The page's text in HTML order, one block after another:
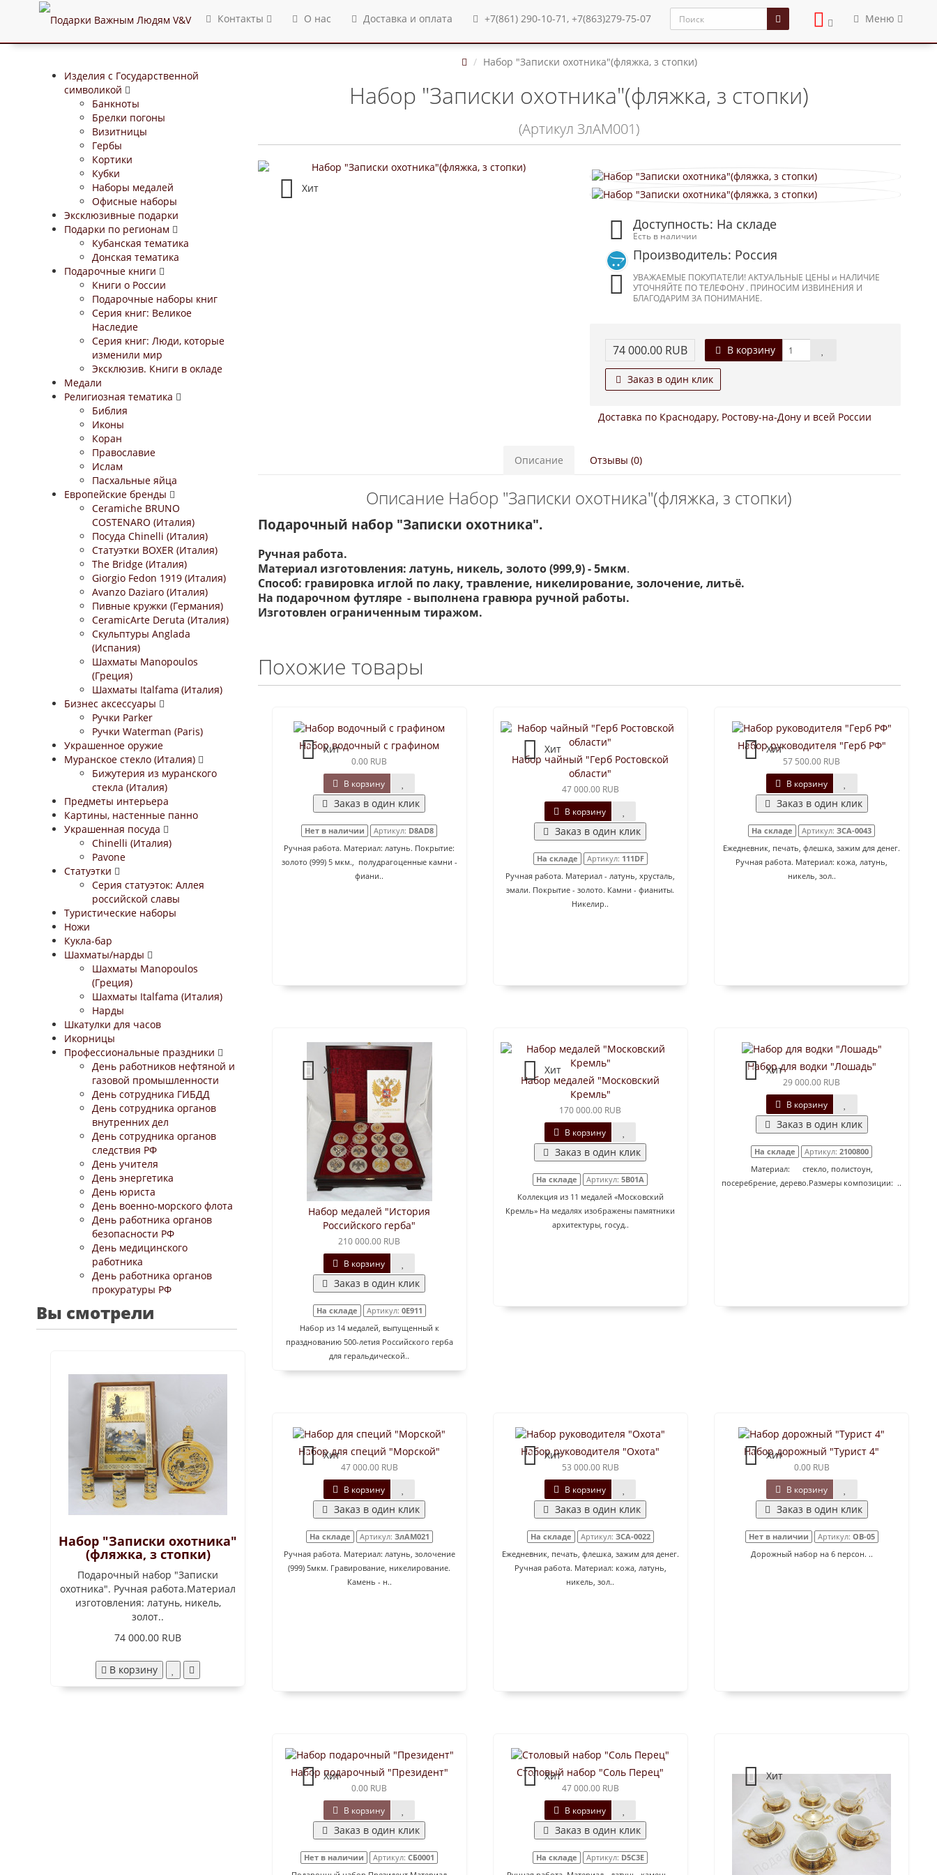
Контакты О нас Доставка и оплата +7(861) 290-10-71, +7(863)279-75-07 Меню
Изделия с Государственной
символикой
Банкноты
Брелки погоны
Визитницы
Гербы
Кортики
Кубки
Наборы медалей
Офисные наборы
Эксклюзивные подарки
Подарки по регионам
Кубанская тематика
Донская тематика
Подарочные книги
Книги о России
Подарочные наборы книг
Серия книг: Великое
Наследие
Серия книг: Люди, которые
изменили мир
Эксклюзив. Книги в окладе
Медали
Религиозная тематика
Библия
Иконы
Коран
Православие
Ислам
Пасхальные яйца
Европейские бренды
Ceramiche BRUNO
COSTENARO (Италия)
Посуда Chinelli (Италия)
Статуэтки BOXER (Италия)
The Bridge (Италия)
Giorgio Fedon 1919 (Италия)
Avanzo Daziaro (Италия)
Пивные кружки (Германия)
CeramicArte Deruta (Италия)
Скульптуры Anglada
(Испания)
Шахматы Manopoulos
(Греция)
Шахматы Italfama (Италия)
Бизнес аксессуары
Ручки Parker
Ручки Waterman (Paris)
Украшенное оружие
Муранское стекло (Италия)
Бижутерия из муранского
стекла (Италия)
Предметы интерьера
Картины, настенные панно
Украшенная посуда
Chinelli (Италия)
Pavone
Статуэтки
Серия статуэток: Аллея
российской славы
Туристические наборы
Ножи
Кукла-бар
Шахматы/нарды
Шахматы Manopoulos
(Греция)
Шахматы Italfama (Италия)
Нарды
Шкатулки для часов
Икорницы
Профессиональные праздники
День работников нефтяной и
газовой промышленности
День сотрудника ГИБДД
День сотрудника органов
внутренних дел
День сотрудника органов
следствия РФ
День учителя
День энергетика
День юриста
День военно-морского флота
День работника органов
безопасности РФ
День медицинского
работника
День работника органов
прокуратуры РФ
Вы смотрели
Набор "Записки охотника"
(фляжка, з стопки)
Подарочный набор "Записки
охотника". Ручная работа.Материал
изготовления: латунь, никель,
золот..
74 000.00 RUB
В корзину
Набор "Записки охотника"(фляжка, з стопки)
Набор "Записки охотника"(фляжка, з стопки)
(Артикул ЗлАМ001)
Хит
Доступность: На складе
Есть в наличии
Производитель: Россия
УВАЖАЕМЫЕ ПОКУПАТЕЛИ! АКТУАЛЬНЫЕ ЦЕНЫ и НАЛИЧИЕ
УТОЧНЯЙТЕ ПО ТЕЛЕФОНУ . ПРИНОСИМ ИЗВИНЕНИЯ И
БЛАГОДАРИМ ЗА ПОНИМАНИЕ.
74 000.00 RUB В корзину
Заказ в один клик
Доставка по Краснодару, Ростову-на-Дону и всей России
Описание Отзывы (0)
Описание Набор "Записки охотника"(фляжка, з стопки)
Подарочный набор "Записки охотника".
Ручная работа.
Материал изготовления: латунь, никель, золото (999,9) - 5мкм.
Способ: гравировка иглой по лаку, травление, никелирование, золочение, литьё.
На подарочном футляре - выполнена гравюра ручной работы.
Изготовлен ограниченным тиражом.
Похожие товары
Хит
Набор водочный с графином
0.00 RUB
В корзину
Заказ в один клик
Нет в наличии Артикул: D8AD8
Ручная работа. Материал: латунь. Покрытие:
золото (999) 5 мкм., полудрагоценные камни -
фиани..
Хит
Набор чайный "Герб Ростовской
области"
47 000.00 RUB
В корзину
Заказ в один клик
На складе Артикул: 111DF
Ручная работа. Материал - латунь, хрусталь,
эмали. Покрытие - золото. Камни - фианиты.
Никелир..
Хит
Набор руководителя "Герб РФ"
57 500.00 RUB
В корзину
Заказ в один клик
На складе Артикул:ЗСА-0043
Ежедневник, печать, флешка, зажим для денег.
Ручная работа. Материал: кожа, латунь,
никель, зол..
Хит
Набор медалей "История
Российского герба"
210 000.00 RUB
В корзину
Заказ в один клик
На складе Артикул: 0E911
Набор из 14 медалей, выпущенный к
празднованию 500-летия Российского герба
для геральдической..
Хит
Набор медалей "Московский
Кремль"
170 000.00 RUB
В корзину
Заказ в один клик
На складе Артикул:5B01A
Коллекция из 11 медалей «Московский
Кремль» На медалях изображены памятники
архитектуры, госуд..
Хит
Набор для водки "Лошадь"
29 000.00 RUB
В корзину
Заказ в один клик
На складе Артикул:2100800
Материал: стекло, полистоун,
посеребрение, дерево.Размеры композиции: ..
Хит
Набор для специй "Морской"
47 000.00 RUB
В корзину
Заказ в один клик
На складе Артикул: ЗлАМ021
Ручная работа. Материал: латунь, золочение
(999) 5мкм. Гравирование, никелирование.
Камень - н..
Хит
Набор руководителя "Охота"
53 000.00 RUB
В корзину
Заказ в один клик
На складе Артикул: ЗСА-0022
Ежедневник, печать, флешка, зажим для денег.
Ручная работа. Материал: кожа, латунь,
никель, зол..
Хит
Набор дорожный "Турист 4"
0.00 RUB
В корзину
Заказ в один клик
Нет в наличии Артикул: ОВ-05
Дорожный набор на 6 персон. ..
Хит
Набор подарочный "Президент"
0.00 RUB
В корзину
Заказ в один клик
Нет в наличии Артикул: СБ0001
Хит
Столовый набор "Соль Перец"
47 000.00 RUB
В корзину
Заказ в один клик
На складе Артикул: D5C3E
Хит